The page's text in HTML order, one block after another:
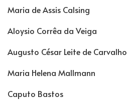
Maria de Assis Calsing
Aloysio Corrêa da Veiga
Augusto César Leite de Carvalho
Maria Helena Mallmann
Caputo Bastos